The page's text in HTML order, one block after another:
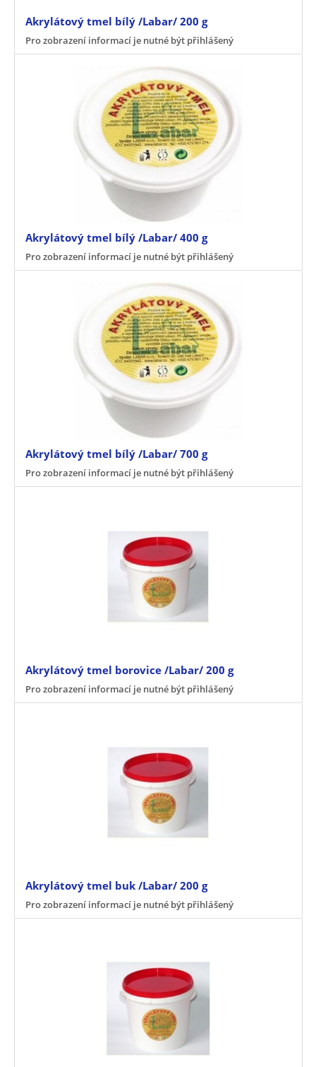
Akrylátový tmel bílý /Labar/ 200 g
Pro zobrazení informací je nutné být přihlášený
Akrylátový tmel bílý /Labar/ 400 g
Pro zobrazení informací je nutné být přihlášený
Akrylátový tmel bílý /Labar/ 700 g
Pro zobrazení informací je nutné být přihlášený
Akrylátový tmel borovice /Labar/ 200 g
Pro zobrazení informací je nutné být přihlášený
Akrylátový tmel buk /Labar/ 200 g
Pro zobrazení informací je nutné být přihlášený